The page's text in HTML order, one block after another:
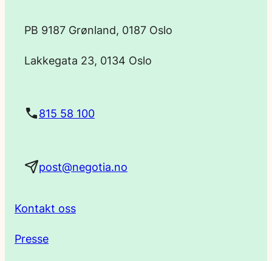
PB 9187 Grønland, 0187 Oslo
Lakkegata 23, 0134 Oslo
815 58 100
post@negotia.no
Kontakt oss
Presse